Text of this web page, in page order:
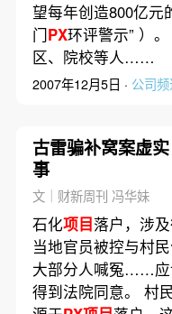
望每年创造800亿元
门PX环评警示” ）
区、院校等人……
2007年12月5日 · 公司
古雷骗补窝案虚
事
文｜财新周刊 冯华妹
石化项目落户，涉
当地官员被控与村
大部分人喊冤……应
得到法院同意。 村